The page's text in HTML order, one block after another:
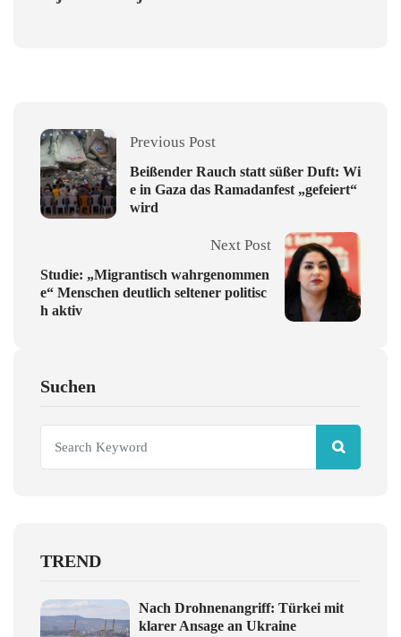
Previous Post
Beißender Rauch statt süßer Duft: Wi
e in Gaza das Ramadanfest „gefeiert“
wird
Next Post
Studie: „Migrantisch wahrgenommen
e“ Menschen deutlich seltener politisc
h aktiv
Suchen
TREND
Nach Drohnenangriff: Türkei mit
klarer Ansage an Ukraine